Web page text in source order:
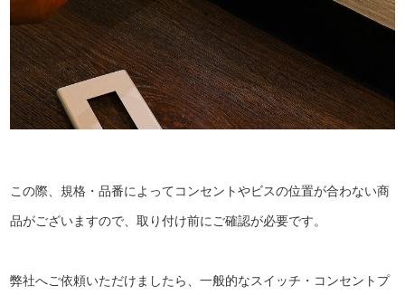
この際、規格・品番によってコンセントやビスの位置が合わない商
品がございますので、取り付け前にご確認が必要です。
弊社へご依頼いただけましたら、一般的なスイッチ・コンセントプ